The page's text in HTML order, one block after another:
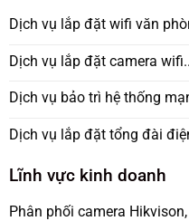
Dịch vụ lắp đặt wifi văn
Dịch vụ lắp đặt camera
Dịch vụ bảo trì hệ thống
Dịch vụ lắp đặt tổng đài
Lĩnh vực kinh doanh
Phân phối camera